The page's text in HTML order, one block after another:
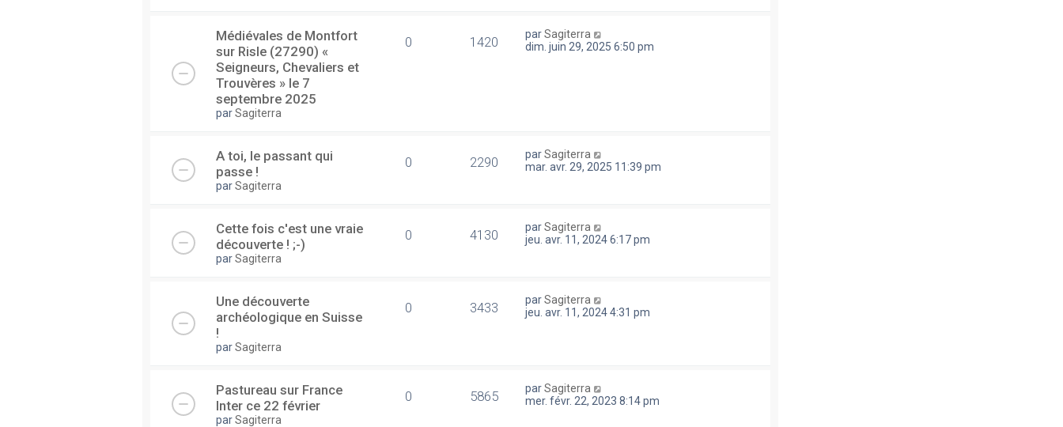
Médiévales de Montfort
sur Risle (27290) «
Seigneurs, Chevaliers et
Trouvères » le 7
septembre 2025
parSagiterra
0 1420 parSagiterra
dim. juin 29, 2025 6:50 pm
A toi, le passant qui
passe !
parSagiterra
0 2290 parSagiterra
mar. avr. 29, 2025 11:39 pm
Cette fois c'est une vraie
découverte ! ;-)
parSagiterra
0 4130 parSagiterra
jeu. avr. 11, 2024 6:17 pm
Une découverte
archéologique en Suisse
!
parSagiterra
0 3433 parSagiterra
jeu. avr. 11, 2024 4:31 pm
Pastureau sur France
Inter ce 22 février
parSagiterra
0 5865 parSagiterra
mer. févr. 22, 2023 8:14 pm